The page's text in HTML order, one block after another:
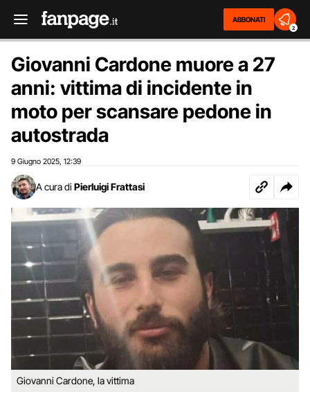
ABBONATI
2
Giovanni Cardone muore a 27
anni: vittima di incidente in
moto per scansare pedone in
autostrada
9 Giugno 2025 12:39
A cura di Pierluigi Frattasi
Giovanni Cardone, la vittima